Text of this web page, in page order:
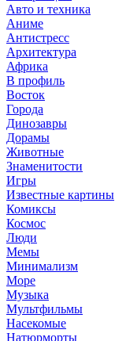
Авто и техника
Аниме
Антистресс
Архитектура
Африка
В профиль
Восток
Города
Динозавры
Дорамы
Животные
Знаменитости
Игры
Известные картины
Комиксы
Космос
Люди
Мемы
Минимализм
Море
Музыка
Мультфильмы
Насекомые
Натюрморты